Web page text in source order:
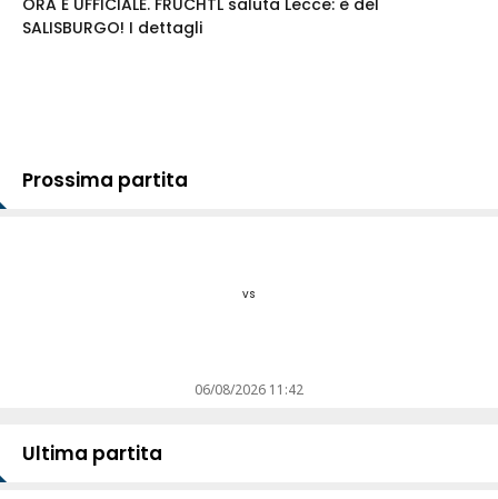
ORA È UFFICIALE. FRÜCHTL saluta Lecce: è del
SALISBURGO! I dettagli
Prossima partita
vs
06/08/2026 11:42
Ultima partita